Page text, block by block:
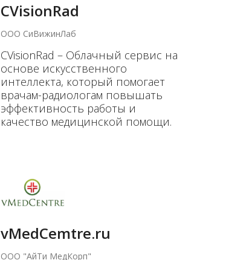
CVisionRad
ООО СиВижинЛаб
CVisionRad – Облачный сервис на
основе искусственного
интеллекта, который помогает
врачам-радиологам повышать
эффективность работы и
качество медицинской помощи.
vMedCemtre.ru
ООО "АйТи МедКорп"